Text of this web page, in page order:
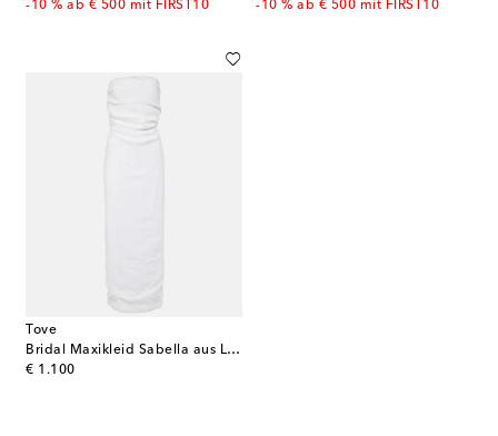
-10 % ab € 500 mit FIRST10
-10 % ab € 500 mit FIRST10
Tove
Bridal Maxikleid Sabella aus Leinen
€ 1.100
original price